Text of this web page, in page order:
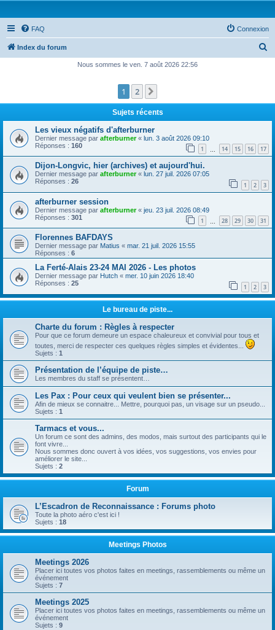
FAQ Connexion
Index du forum
e
r
r
Nous sommes le ven. 7 août 2026 22:56
1 2
Sujets récents
Les vieux négatifs d'afterburner
Dernier message par afterburner« lun. 3 août 2026 09:10
Réponses : 160 1 14 15 16 17
Dijon-Longvic, hier (archives) et aujourd'hui.
Dernier message par afterburner« lun. 27 juil. 2026 07:05
Réponses : 26 1 2 3
afterburner session
Dernier message par afterburner« jeu. 23 juil. 2026 08:49
Réponses : 301 1 28 29 30 31
Florennes BAFDAYS
Dernier message par Matius « mar. 21 juil. 2026 15:55
Réponses : 6
La Ferté-Alais 23-24 MAI 2026 - Les photos
Dernier message par Hutch « mer. 10 juin 2026 18:40
Réponses : 25 1 2 3
Le bureau de piste...
Charte du forum : Règles à respecter
Pour que ce forum demeure un espace chaleureux et convivial pour tous et
toutes, merci de respecter ces quelques règles simples et évidentes...
Sujets : 1
Présentation de l’équipe de piste…
Les membres du staff se présentent…
Les Pax : Pour ceux qui veulent bien se présenter...
Afin de mieux se connaitre... Mettre, pourquoi pas, un visage sur un pseudo...
Sujets : 1
Tarmacs et vous...
Un forum ce sont des admins, des modos, mais surtout des participants qui le
font vivre...
Nous sommes donc ouvert à vos idées, vos suggestions, vos envies pour
améliorer le site...
Sujets : 2
Forum
L’Escadron de Reconnaissance : Forums photo
Toute la photo aéro c'est ici !
Sujets : 18
Meetings Photos
Meetings 2026
Placer ici toutes vos photos faites en meetings, rassemblements ou même un
événement
Sujets : 7
Meetings 2025
Placer ici toutes vos photos faites en meetings, rassemblements ou même un
événement
Sujets : 9